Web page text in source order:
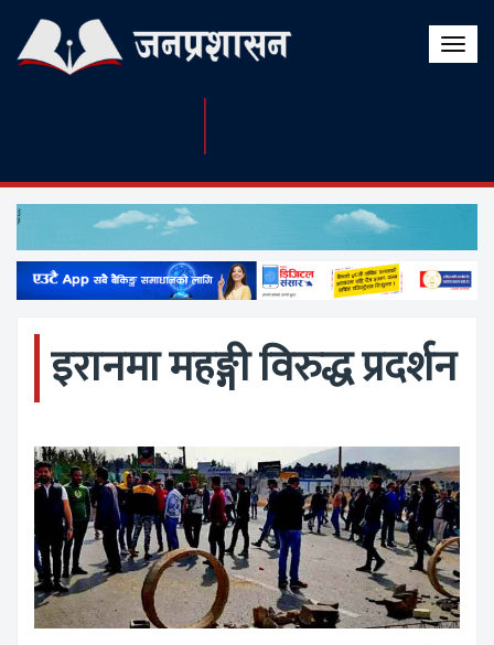
Toggle
इरानमा महङ्गी विरुद्ध प्रदर्शन